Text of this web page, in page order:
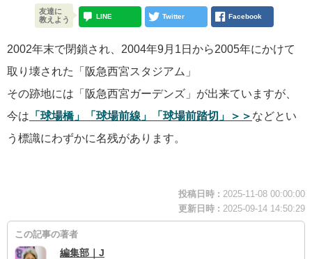
2002年末で閉鎖され、2004年9月1日から2005年にかけて
取り壊された「阪急西宮スタジアム」
その跡地には「阪急西宮ガーデンズ」が出来ていますが、
今は 「球場橋」「球場前線」「球場前踏切」＞＞ などとい
う標識にわずかに名残があります。
友達に
教えよう
LINE Twitter Facebook
投稿日時 : 2025-11-08 00:00:00
更新日時 : 2025-09-14 14:50:29
この記事の著者
編集部｜J